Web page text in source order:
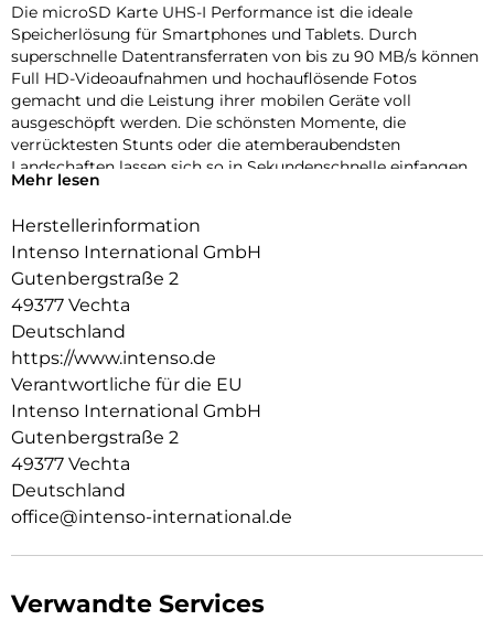
Die microSD Karte UHS-I Performance ist die ideale
Speicherlösung für Smartphones und Tablets. Durch
superschnelle Datentransferraten von bis zu 90 MB/s können
Full HD-Videoaufnahmen und hochauflösende Fotos
gemacht und die Leistung ihrer mobilen Geräte voll
ausgeschöpft werden. Die schönsten Momente, die
verrücktesten Stunts oder die atemberaubendsten
Landschaften lassen sich so in Sekundenschnelle einfangen.
Mehr lesen
Herstellerinformation
Intenso International GmbH
Gutenbergstraße 2
49377 Vechta
Deutschland
https://www.intenso.de
Verantwortliche für die EU
Intenso International GmbH
Gutenbergstraße 2
49377 Vechta
Deutschland
office@intenso-international.de
Verwandte Services